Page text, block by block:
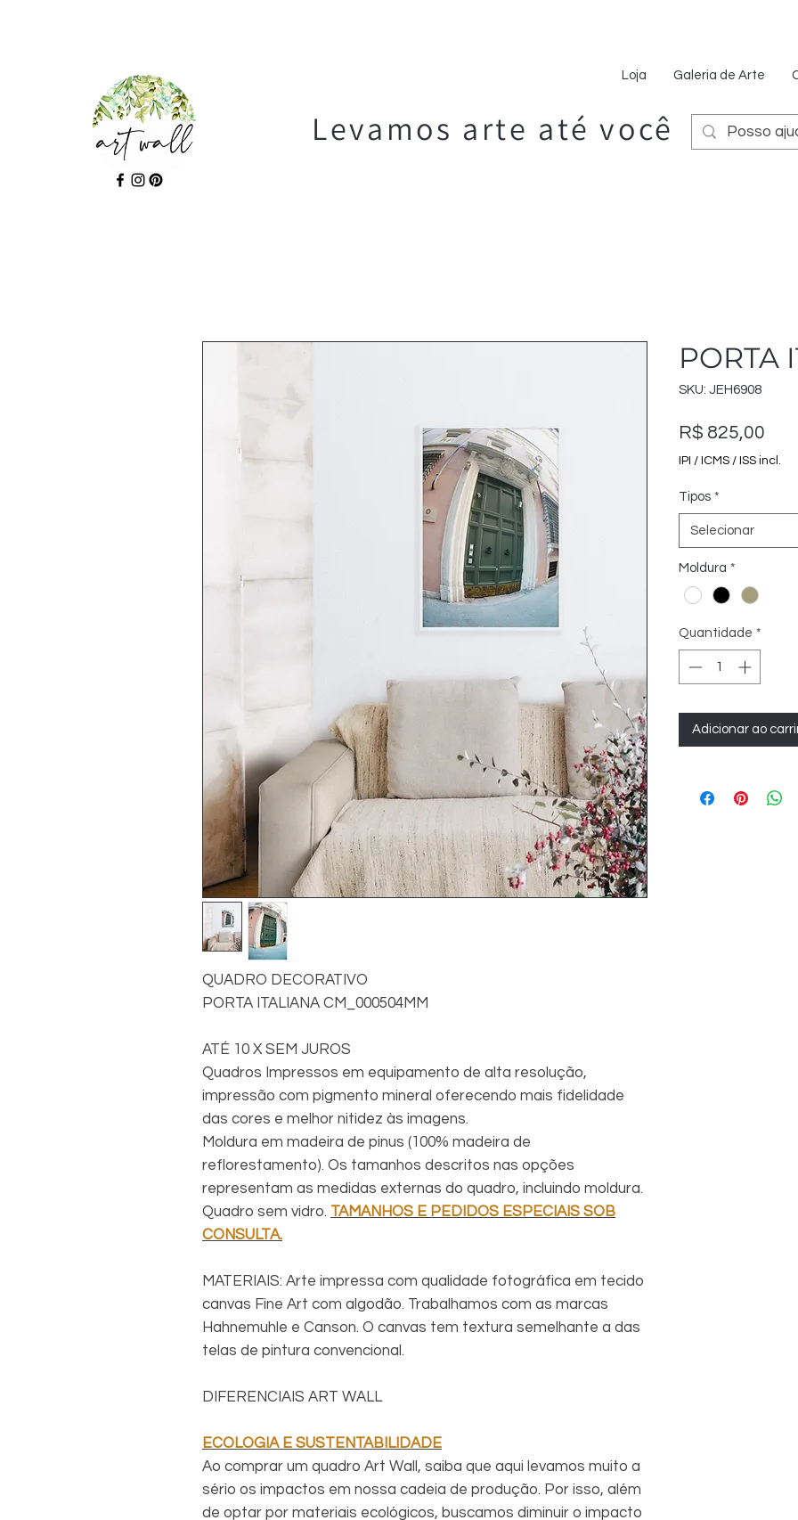
Loja Galeria de Arte
Levamos arte até você
QUADRO DECORATIVO
PORTA ITALIANA CM_000504MM
ATÉ 10 X SEM JUROS
Quadros Impressos em equipamento de alta resolução,
impressão com pigmento mineral oferecendo mais fidelidade
das cores e melhor nitidez às imagens.
Moldura em madeira de pinus (100% madeira de
reflorestamento). Os tamanhos descritos nas opções
representam as medidas externas do quadro, incluindo moldura.
Quadro sem vidro. TAMANHOS E PEDIDOS ESPECIAIS SOB
CONSULTA.
MATERIAIS: Arte impressa com qualidade fotográfica em tecido
canvas Fine Art com algodão. Trabalhamos com as marcas
Hahnemuhle e Canson. O canvas tem textura semelhante a das
telas de pintura convencional.
DIFERENCIAIS ART WALL
ECOLOGIA E SUSTENTABILIDADE
Ao comprar um quadro Art Wall, saiba que aqui levamos muito a
sério os impactos em nossa cadeia de produção. Por isso, além
de optar por materiais ecológicos, buscamos diminuir o impacto
PORTA
SKU: JEH6908
R$ 825,00
IPI / ICMS / ISS incl.
Tipos *
Selecionar
Moldura *
Quantidade *
Adicionar ao